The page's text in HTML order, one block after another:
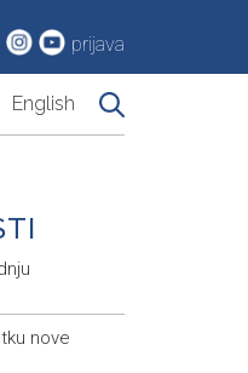
prijava
English
nove